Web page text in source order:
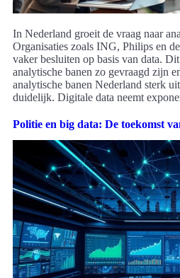
In Nederland groeit de vraag naar
Organisaties zoals ING, Philips en
vaker besluiten op basis van data.
analytische banen zo gevraagd zijn
analytische banen Nederland sterk
duidelijk. Digitale data neemt
Politie en big data: De toekomst